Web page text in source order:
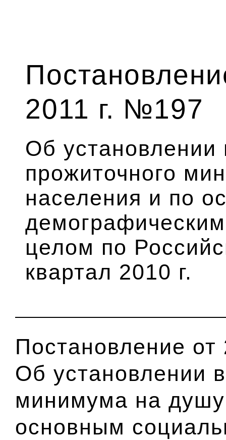
2011 г. №197
Об установлении
прожиточного
населения и по
целом по
квартал 2010 г.
Постановление
Об установлении
минимума на
основным